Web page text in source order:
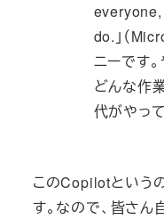
do.」（
ニーです
どんな作
代がやって
このCopilotという
す。なので、皆さん